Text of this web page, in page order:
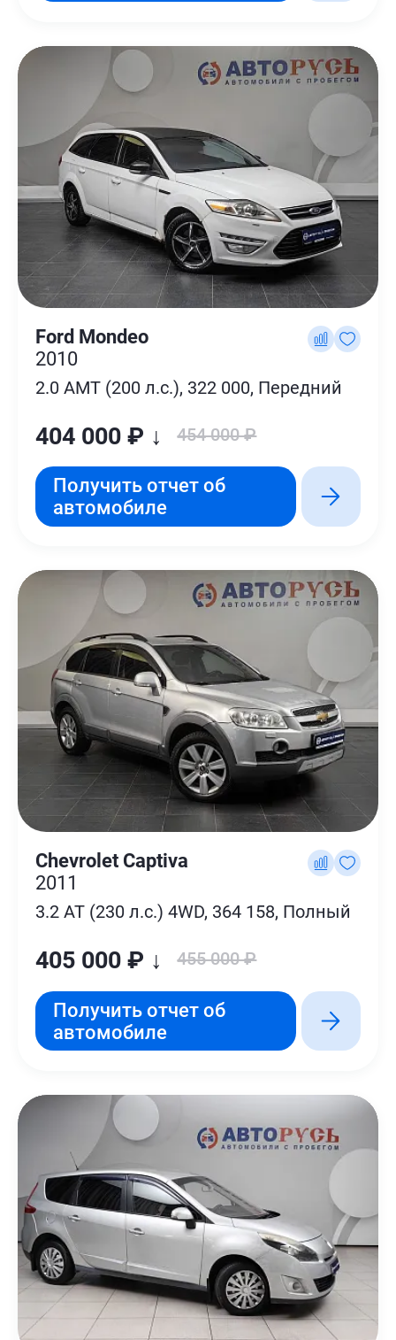
Ford Mondeo
2010
2.0 AMT (200 л.с.), 322 000, Передний
404 000 ₽ ↓ 454 000 ₽
Получить отчет об
автомобиле
Chevrolet Captiva
2011
3.2 AT (230 л.с.) 4WD, 364 158, Полный
405 000 ₽ ↓ 455 000 ₽
Получить отчет об
автомобиле